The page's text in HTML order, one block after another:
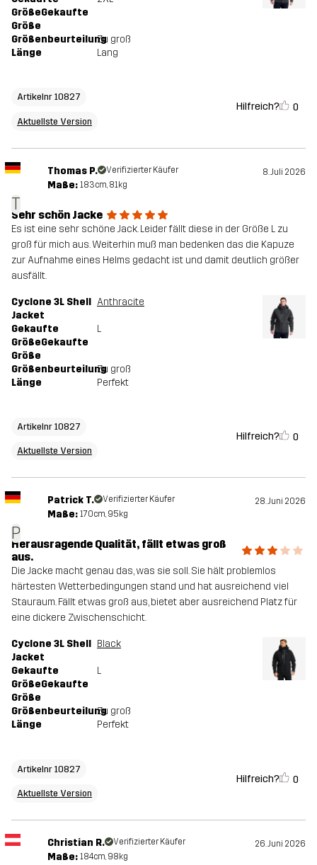
GrößeGekaufte
Größe
GrößenbeurteilungZu groß
Länge
Lang
Artikelnr 10827
Aktuellste Version
Hilfreich? 0
T
Thomas P. Verifizierter Käufer 8. Juli 2026
Maße: 183cm, 81kg
Sehr schön Jacke
Es ist eine sehr schöne Jack. Leider fällt diese in der Größe L zu
groß für mich aus. Weiterhin muß man bedenken das die Kapuze
zur Aufnahme eines Helms gedacht ist und damit deutlich größer
ausfällt.
Cyclone 3L Shell
Jacket
Anthracite
Gekaufte
GrößeGekaufte
Größe
L
GrößenbeurteilungZu groß
Länge
Perfekt
Artikelnr 10827
Aktuellste Version
Hilfreich? 0
P
Patrick T. Verifizierter Käufer 28. Juni 2026
Maße: 170cm, 95kg
Herausragende Qualität, fällt etwas groß
aus.
Die Jacke macht genau das, was sie soll. Sie hält problemlos
härtesten Wetterbedingungen stand und hat ausreichend viel
Stauraum. Fällt etwas groß aus, bietet aber ausreichend Platz für
eine dickere Zwischenschicht.
Cyclone 3L Shell
Jacket
Black
Gekaufte
GrößeGekaufte
Größe
L
GrößenbeurteilungZu groß
Länge
Perfekt
Artikelnr 10827
Aktuellste Version
Hilfreich? 0
Christian R. Verifizierter Käufer 26. Juni 2026
Maße: 184cm, 98kg